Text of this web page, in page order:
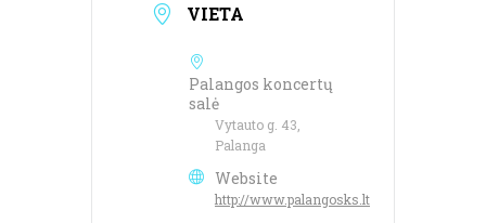
VIETA
Palangos koncertų
salė
Vytauto g. 43,
Palanga
Website
http://www.palangosks.lt